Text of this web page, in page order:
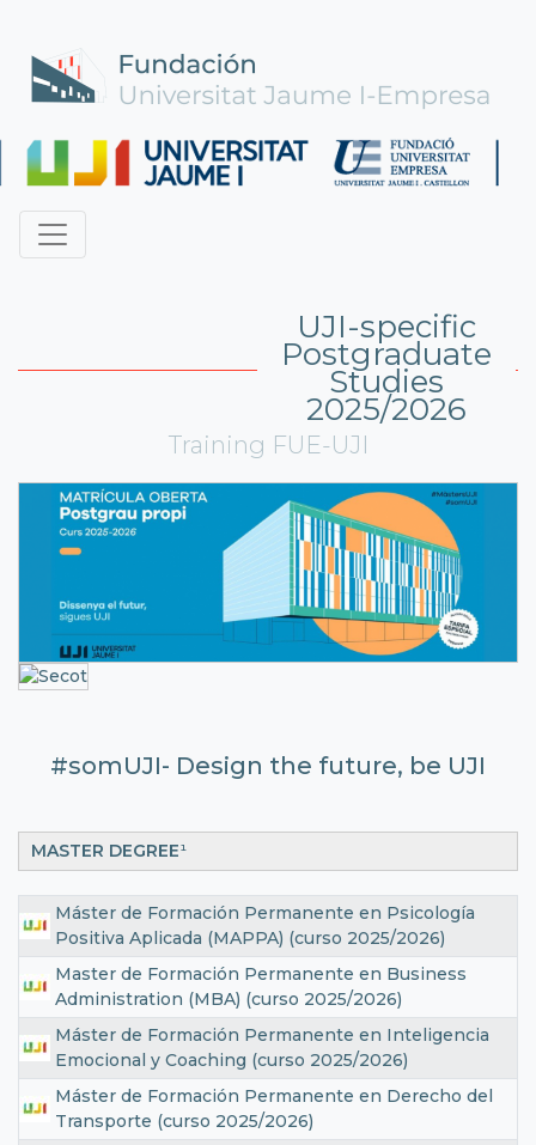
UJI-specific
Postgraduate
Studies
2025/2026
Training FUE-UJI
#somUJI- Design the future, be UJI
MASTER DEGREE¹
Máster de Formación Permanente en Psicología
Positiva Aplicada (MAPPA) (curso 2025/2026)
Master de Formación Permanente en Business
Administration (MBA) (curso 2025/2026)
Máster de Formación Permanente en Inteligencia
Emocional y Coaching (curso 2025/2026)
Máster de Formación Permanente en Derecho del
Transporte (curso 2025/2026)